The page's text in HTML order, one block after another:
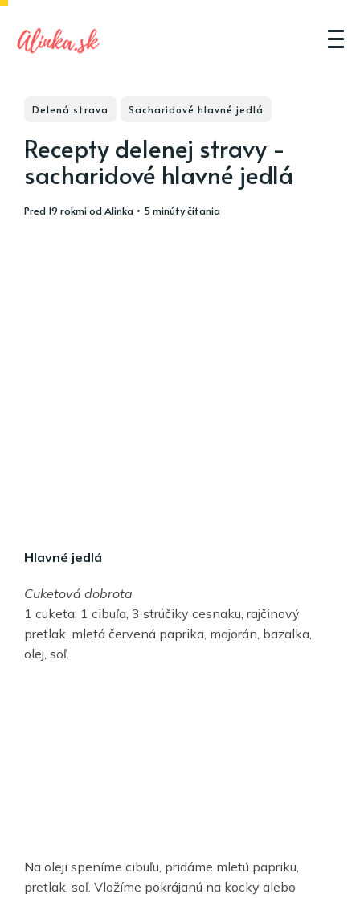
Delená strava Sacharidové hlavné jedlá
Recepty delenej stravy -
sacharidové hlavné jedlá
pred 19 rokmiodAlinka • 5 minúty čítania
Hlavné jedlá
Cuketová dobrota
1 cuketa, 1 cibuľa, 3 strúčiky cesnaku, rajčinový
pretlak, mletá červená paprika, majorán, bazalka,
olej, soľ.
Na oleji speníme cibuľu, pridáme mletú papriku,
pretlak, soľ. Vložíme pokrájanú na kocky alebo